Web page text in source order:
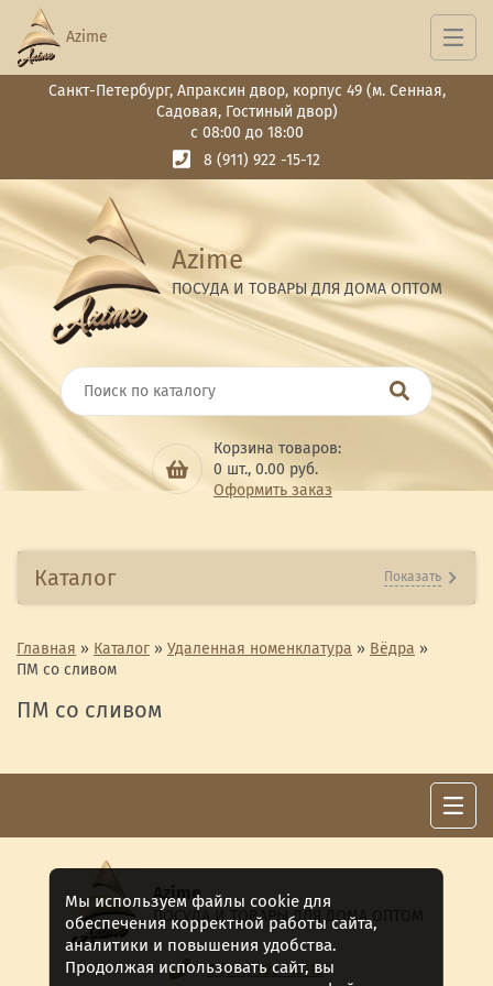
Санкт-Петербург, Апраксин двор, корпус 49 (м. Сенная,
Садовая, Гостиный двор)
с 08:00 до 18:00
8 (911) 922 -15-12
Azime
ПОСУДА И ТОВАРЫ ДЛЯ ДОМА ОПТОМ
Корзина товаров:
0 шт., 0.00 руб.
Оформить заказ
Azime
Каталог Показать
Главная » Каталог » Удаленная номенклатура » Вёдра »
ПМ со сливом
ПМ со сливом
Azime
ПОСУДА И ТОВАРЫ ДЛЯ ДОМА ОПТОМ
8 (911) 922 -15-12
Мы используем файлы cookie для
обеспечения корректной работы сайта,
аналитики и повышения удобства.
Продолжая использовать сайт, вы